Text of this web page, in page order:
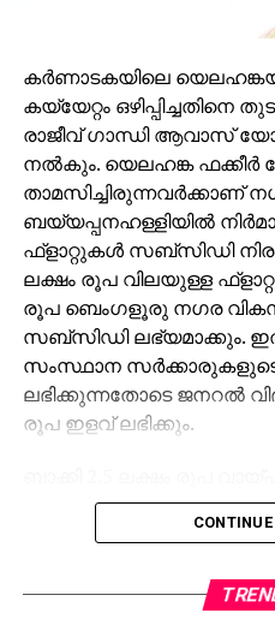
കർണാടകയിലെ
കയ്യേറ്റം ഒഴിപ്പിച്ചതിനെ
രാജീവ് ഗാന്ധി ആവാസ്
നൽകും. യെലഹങ്ക ഫക്കീർ
താമസിച്ചിരുന്നവർക്കാണ്
ബയ്യപ്പനഹള്ളിയിൽ
ഫ്‌ളാറ്റുകൾ സബ്‌സിഡി
ലക്ഷം രൂപ വിലയുള്ള
രൂപ ബെംഗളൂരു നഗര
സബ്‌സിഡി ലഭ്യമാക്കും.
സംസ്ഥാന
ലഭിക്കുന്നതോടെ ജനറൽ
രൂപ ഇളവ് ലഭിക്കും.
പട്ടിക വിഭാഗങ്ങൾക്ക്
സബ്‌സിഡി ലഭിക്കും. പുറമെ
ഫ്‌ളാറ്റുകൾ നൽകി